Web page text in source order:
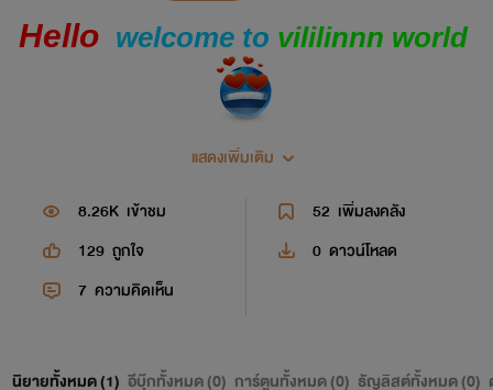
Hello welcome to vililinnn world
แสดงเพิ่มเติม
8.26K เข้าชม 52 เพิ่มลงคลัง
129 ถูกใจ 0 ดาวน์โหลด
7 ความคิดเห็น
นิยายทั้งหมด (1) อีบุ๊กทั้งหมด (0) การ์ตูนทั้งหมด (0) ธัญลิสต์ทั้งหมด (0)